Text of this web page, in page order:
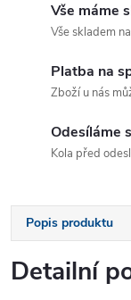
Vše máme
Vše skladem
Platba na
Zboží u nás
Odesíláme
Kola před
Popis produktu
Detailní